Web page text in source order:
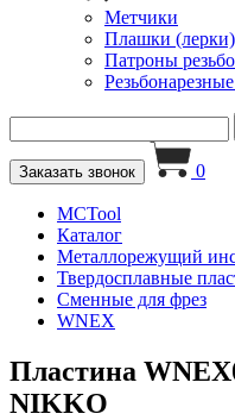
Метчики
Плашки (лерки)
Патроны
Заказать звонок 0
MCTool
Каталог
Металлорежущий
Твердосплавные
Сменные для фрез
WNEX
Пластина
NIKKO